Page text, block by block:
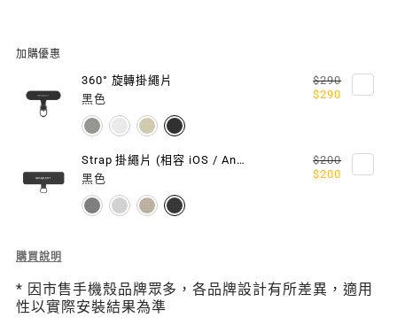
STRAP
掛
繩/
繩
組
(相
容
掛
繩/
掛
片
(相
容
加購優惠
360° 旋轉掛繩片
黑色
$290
$290
Strap 掛繩片 (相容 iOS / Android 手機殼)
黑色
$200
$200
Description
6
mm
購買說明
* 因市售手機殼品牌眾多，各品牌設計有所差異，適用
性以實際安裝結果為準